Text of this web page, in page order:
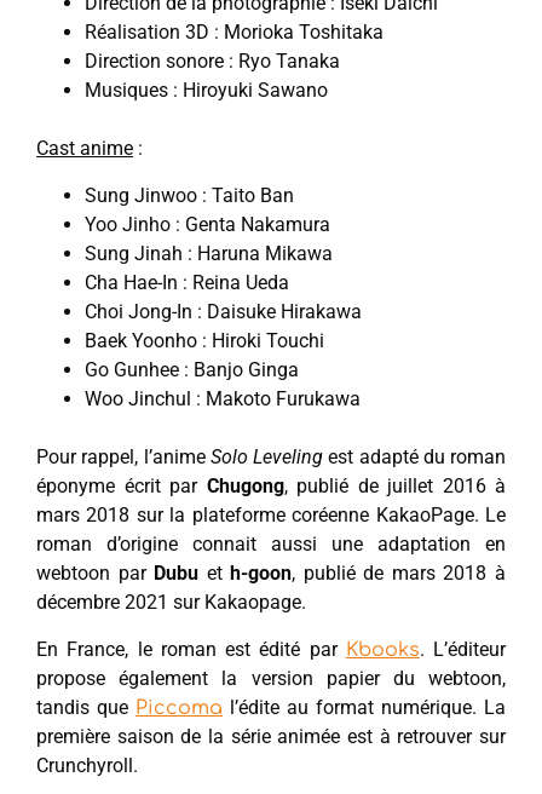
Réalisation 3D : Morioka Toshitaka
Direction sonore : Ryo Tanaka
Musiques : Hiroyuki Sawano
Cast anime :
Sung Jinwoo : Taito Ban
Yoo Jinho : Genta Nakamura
Sung Jinah : Haruna Mikawa
Cha Hae-In : Reina Ueda
Choi Jong-In : Daisuke Hirakawa
Baek Yoonho : Hiroki Touchi
Go Gunhee : Banjo Ginga
Woo Jinchul : Makoto Furukawa
Pour rappel, l’anime Solo Leveling est adapté du roman
éponyme écrit par Chugong, publié de juillet 2016 à
mars 2018 sur la plateforme coréenne KakaoPage. Le
roman d’origine connait aussi une adaptation en
webtoon par Dubu et h-goon, publié de mars 2018 à
décembre 2021 sur Kakaopage.
En France, le roman est édité par Kbooks. L’éditeur
propose également la version papier du webtoon,
tandis que Piccoma l’édite au format numérique. La
première saison de la série animée est à retrouver sur
Crunchyroll.